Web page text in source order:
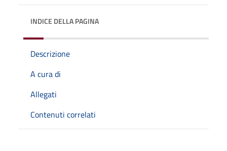
INDICE DELLA PAGINA
Descrizione
A cura di
Allegati
Contenuti correlati